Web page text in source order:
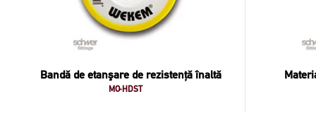
Bandă de etanşare de rezistenţă înaltă
MO-HDST